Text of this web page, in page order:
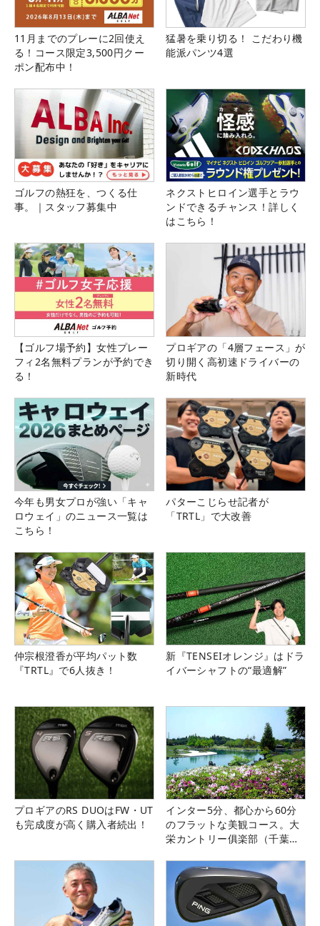
11月までのプレーに2回使え
る！コース限定3,500円クー
ポン配布中！
猛暑を乗り切る！ こだわり機
能派パンツ4選
ゴルフの熱狂を、つくる仕
事。｜スタッフ募集中
ネクストヒロイン選手とラウ
ンドできるチャンス！詳しく
はこちら！
【ゴルフ場予約】女性プレー
フィ2名無料プランが予約でき
る！
プロギアの「4層フェース」が
切り開く高初速ドライバーの
新時代
今年も男女プロが強い「キャ
ロウェイ」のニュース一覧は
こちら！
パターこじらせ記者が
「TRTL」で大改善
仲宗根澄香が平均パット数
『TRTL』で6人抜き！
新『TENSEIオレンジ』はドラ
イバーシャフトの“最適解”
プロギアのRS DUOはFW・UT
も完成度が高く購入者続出！
インター5分、都心から60分
のフラットな美観コース。大
栄カントリー俱楽部（千葉